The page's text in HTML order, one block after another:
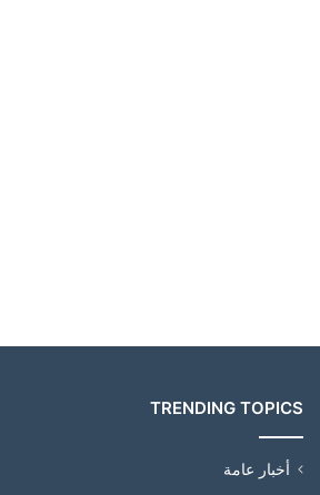
TRENDING TOPICS
أخبار عامة